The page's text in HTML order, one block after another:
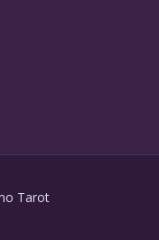
Tarot